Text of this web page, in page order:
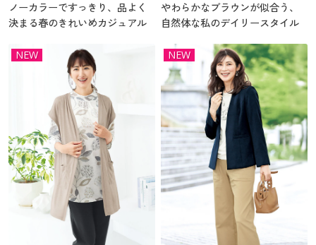
ノーカラーですっきり、品よく
決まる春のきれいめカジュアル
やわらかなブラウンが似合う、
自然体な私のデイリースタイル
NEW NEW